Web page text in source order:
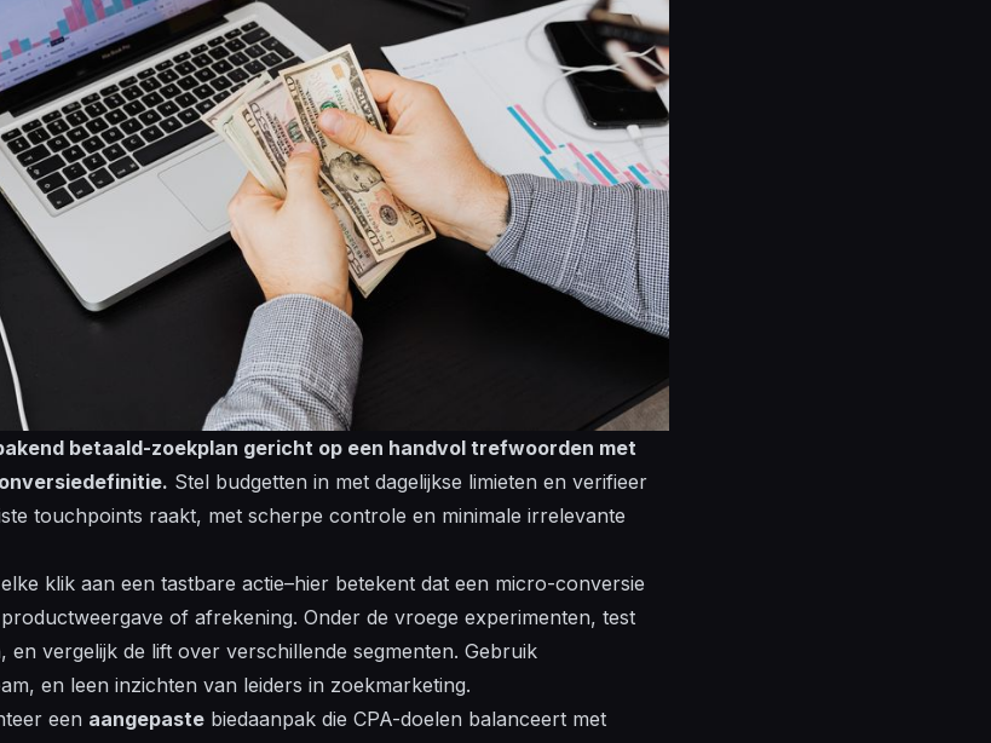
betaald-zoekplan gericht op een handvol trefwoorden met
Stel budgetten in met dagelijkse limieten en verifieer
touchpoints raakt, met scherpe controle en minimale irrelevante
klik aan een tastbare actie–hier betekent dat een micro-conversie
of afrekening. Onder de vroege experimenten, test
en vergelijk de lift over verschillende segmenten. Gebruik
en leen inzichten van leiders in zoekmarketing.
een aangepaste biedaanpak die CPA-doelen balanceert met